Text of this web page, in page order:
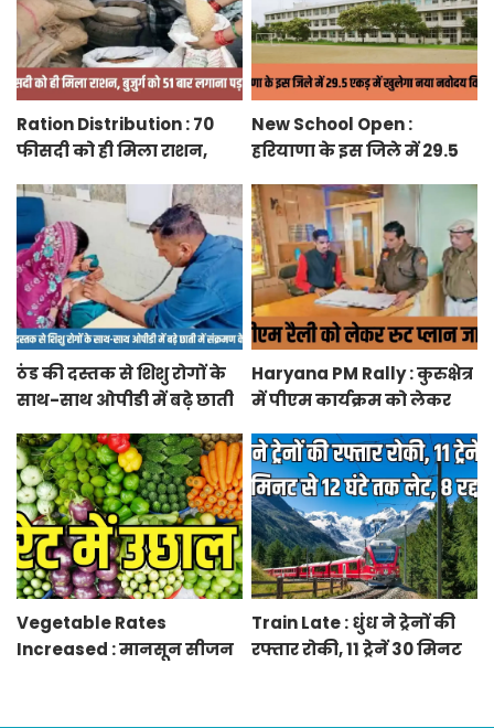
Ration Distribution : 70
फीसदी को ही मिला राशन,
अंगूठा
New School Open :
हरियाणा के इस जिले में 29.5
विद्यालय
ठंड की दस्तक से शिशु रोगों के
साथ-साथ ओपीडी में बढ़े छाती
Haryana PM Rally : कुरुक्षेत्र
में पीएम कार्यक्रम को लेकर
Vegetable Rates
Increased : मानसून सीजन
Train Late : धुंध ने ट्रेनों की
रफ्तार रोकी, 11 ट्रेनें 30 मिनट